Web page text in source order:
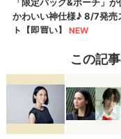
この記